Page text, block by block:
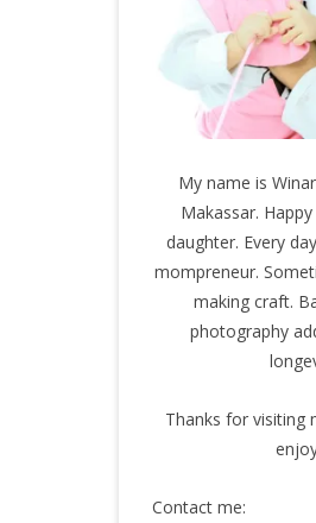
My name is
Makassar.
daughter. Every
mompreneur.
making craft.
photography
Thanks for visiting
Contact me: